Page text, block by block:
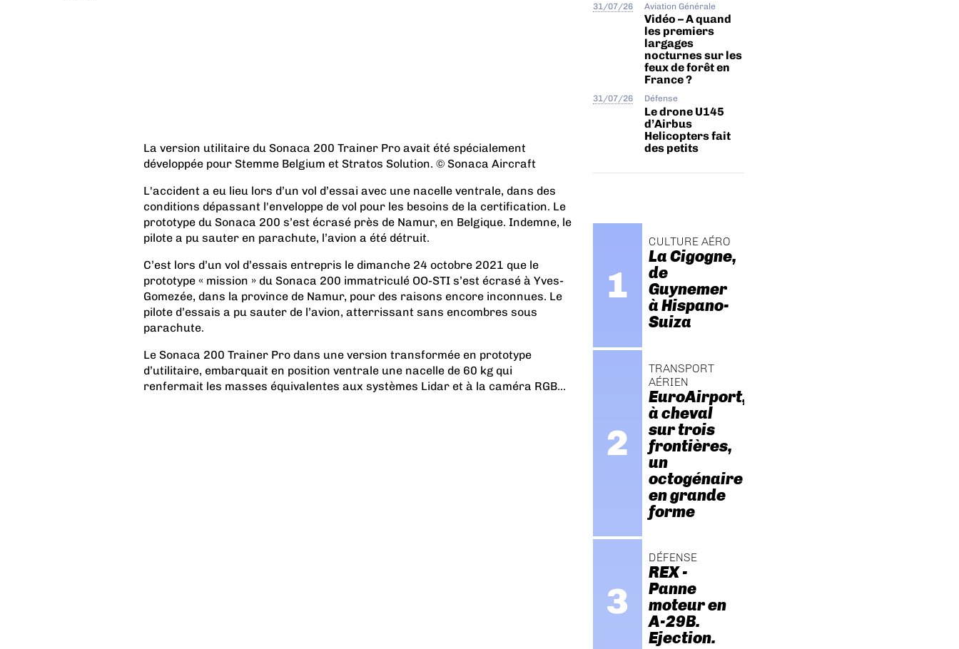
La version utilitaire du Sonaca 200 Trainer Pro avait été spécialement
développée pour Stemme Belgium et Stratos Solution. © Sonaca Aircraft
L'accident a eu lieu lors d’un vol d’essai avec une nacelle ventrale, dans des
conditions dépassant l'enveloppe de vol pour les besoins de la certification. Le
prototype du Sonaca 200 s’est écrasé près de Namur, en Belgique. Indemne, le
pilote a pu sauter en parachute, l’avion a été détruit.
C’est lors d’un vol d’essais entrepris le dimanche 24 octobre 2021 que le
prototype « mission » du Sonaca 200 immatriculé OO-STI s’est écrasé à Yves-
Gomezée, dans la province de Namur, pour des raisons encore inconnues. Le
pilote d’essais a pu sauter de l’avion, atterrissant sans encombres sous
parachute.
Le Sonaca 200 Trainer Pro dans une version transformée en prototype
d’utilitaire, embarquait en position ventrale une nacelle de 60 kg qui
renfermait les masses équivalentes aux systèmes Lidar et à la caméra RGB...
31/07/26 Aviation Générale
Vidéo – A quand
les premiers
largages
nocturnes sur les
feux de forêt en
France ?
31/07/26 Défense
Le drone U145
d’Airbus
Helicopters fait
des petits
CULTURE AÉRO
La Cigogne,
de
Guynemer
à Hispano-
Suiza
TRANSPORT
AÉRIEN
EuroAirport,
à cheval
sur trois
frontières,
un
octogénaire
en grande
forme
DÉFENSE
REX -
Panne
moteur en
A-29B.
Ejection.